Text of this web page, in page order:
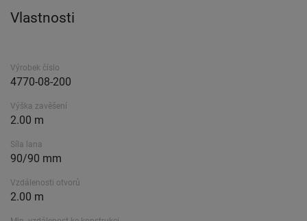
Vlastnosti
Výrobek číslo
4770-08-200
Výška zavěšení
2.00 m
Síla lana
90/90 mm
Vzdálenosti otvorů
2.00 m